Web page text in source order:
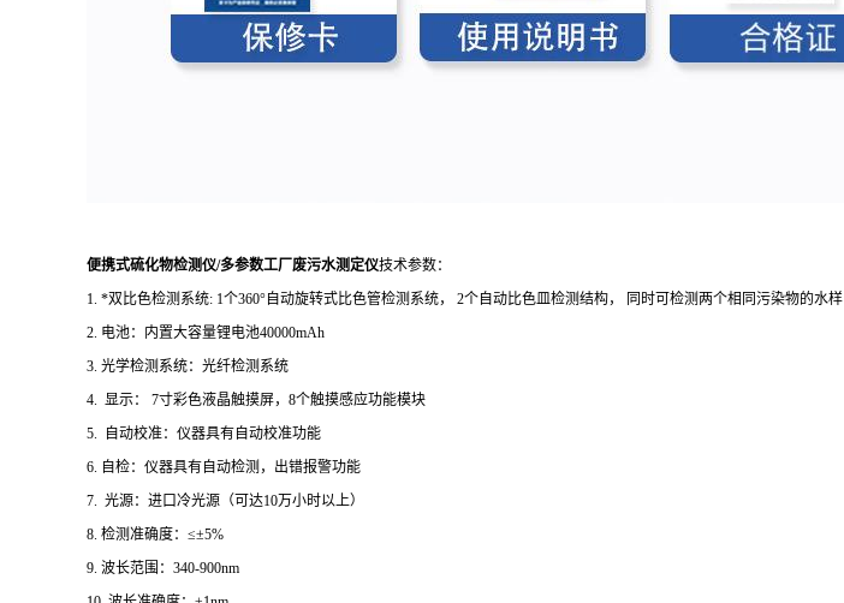
便携式硫化物检测仪/多参数工厂废污水测定仪技术参数：
1. *双比色检测系统: 1个360°自动旋转式比色管检测系统， 2个自动比色皿检测结构， 同时可检测两个相同污染物的水样
2. 电池：内置大容量锂电池40000mAh
3. 光学检测系统：光纤检测系统
4. 显示： 7寸彩色液晶触摸屏，8个触摸感应功能模块
5. 自动校准：仪器具有自动校准功能
6. 自检：仪器具有自动检测，出错报警功能
7. 光源：进口冷光源（可达10万小时以上）
8. 检测准确度：≤±5%
9. 波长范围：340-900nm